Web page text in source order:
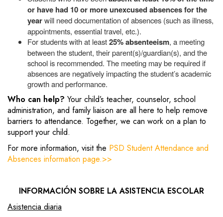
or have had 10 or more unexcused absences for the
yearwill need documentation of absences (such as illness,
appointments, essential travel, etc.).
Forstudents with at least25% absenteeism, a meeting
between the student, their parent(s)/guardian(s), and the
school is recommended. The meeting may be required if
absences are negatively impacting the student’s academic
growth and performance.
Who can help? Your child’s teacher, counselor, school
administration, and family liaison are all here to help remove
barriers to attendance. Together, we can work on a plan to
support your child.
For more information, visit the PSD Student Attendance and
Absences information page.>>
INFORMACIÓN SOBRE LA ASISTENCIA ESCOLAR
Asistencia diaria